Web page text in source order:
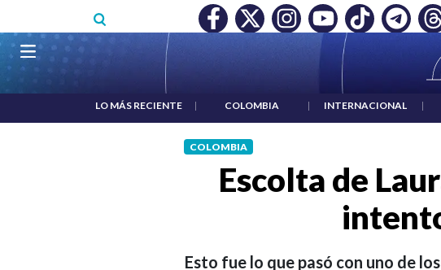
MÍNIMO NO DESTRUYÓ EMPLEO: JP MORGAN | "HABLAR NO ES UN
Navegación principal
LO MÁS RECIENTE | COLOMBIA | INTERNACIONAL |
COLOMBIA
Escolta de
Esto fue lo que pasó con uno de